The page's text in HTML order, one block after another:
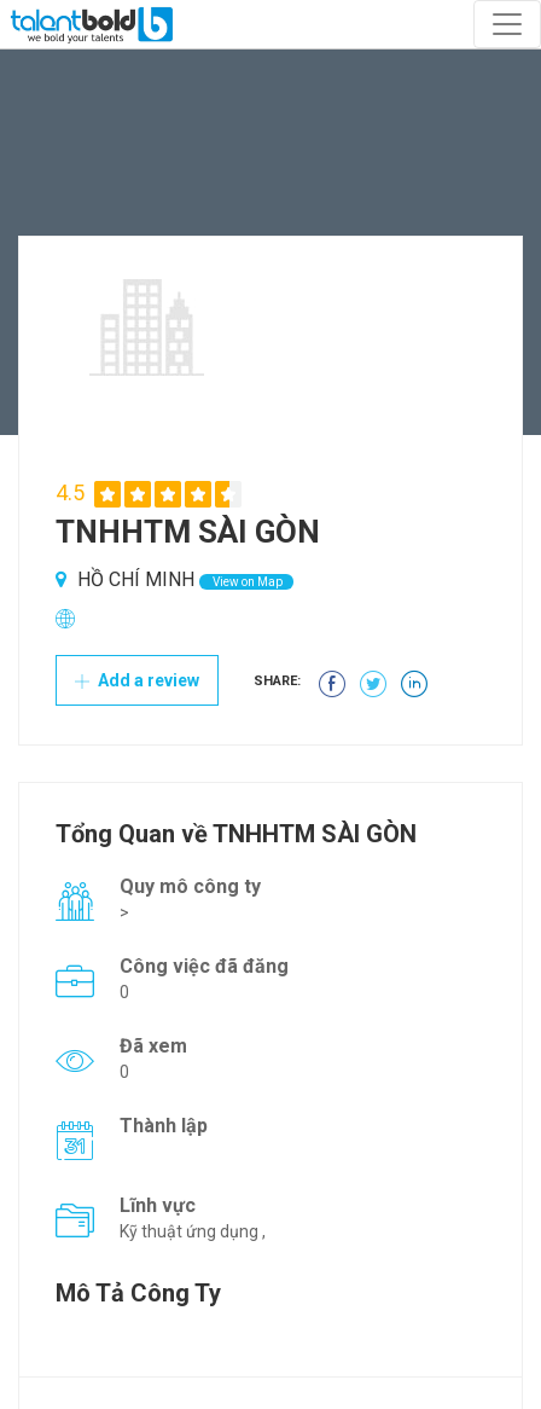
4.5
TNHHTM SÀI GÒN
HỒ CHÍ MINH View on Map
Add a review SHARE:
Tổng Quan về TNHHTM SÀI GÒN
Quy mô công ty
>
Công việc đã đăng
0
Đã xem
0
Thành lập
Lĩnh vực
Kỹ thuật ứng dụng ,
Mô Tả Công Ty